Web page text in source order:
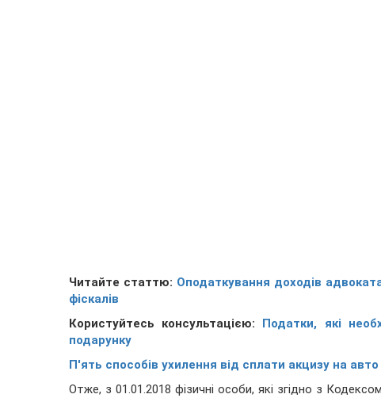
Читайте статтю: Оподаткування доходів
фіскалів
Користуйтесь консультацією:
Податки, які
подарунку
П'ять способів ухилення від сплати акцизу на авто
Отже, з 01.01.2018 фізичні особи, які згідно з